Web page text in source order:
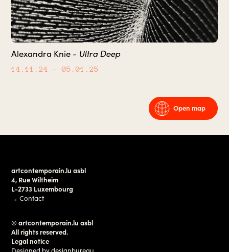
Alexandra Knie - Ultra Deep
14.11.24 – 05.01.25
Open map
artcontemporain.lu asbl
4, Rue Wiltheim
L-2733 Luxembourg
→Contact
© artcontemporain.lu asbl
All rights reserved.
Legal notice